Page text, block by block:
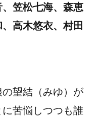
笠松七海、森恵
高木悠衣、村田
望結（みゆ）が
苦悩しつつも誰